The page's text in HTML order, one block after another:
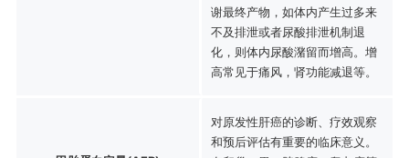
谢最终产物，如体内产生过多来
不及排泄或者尿酸排泄机制退
化，则体内尿酸潴留而增高。增
高常见于痛风，肾功能减退等。
对原发性肝癌的诊断、疗效观察
和预后评估有重要的临床意义。